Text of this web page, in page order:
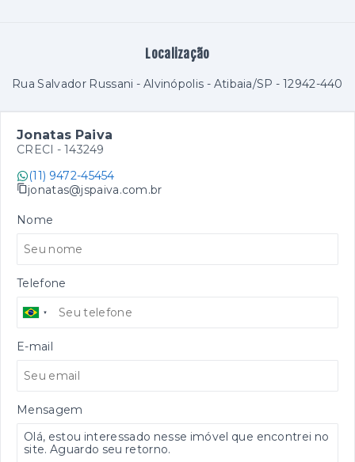
Localização
Rua Salvador Russani - Alvinópolis - Atibaia/SP - 12942-440
Jonatas Paiva
CRECI - 143249
(11) 9472-45454
jonatas@jspaiva.com.br
Nome
Telefone
E-mail
Mensagem